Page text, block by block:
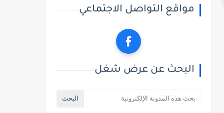
مواقع التواصل الاجتماعي
البحث عن عرض شغل